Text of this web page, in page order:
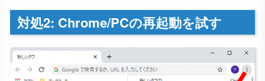
対処2: Chrome/PCの再起動を試す